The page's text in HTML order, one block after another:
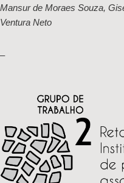
Mansur de Moraes Souza,
Ventura Neto
–